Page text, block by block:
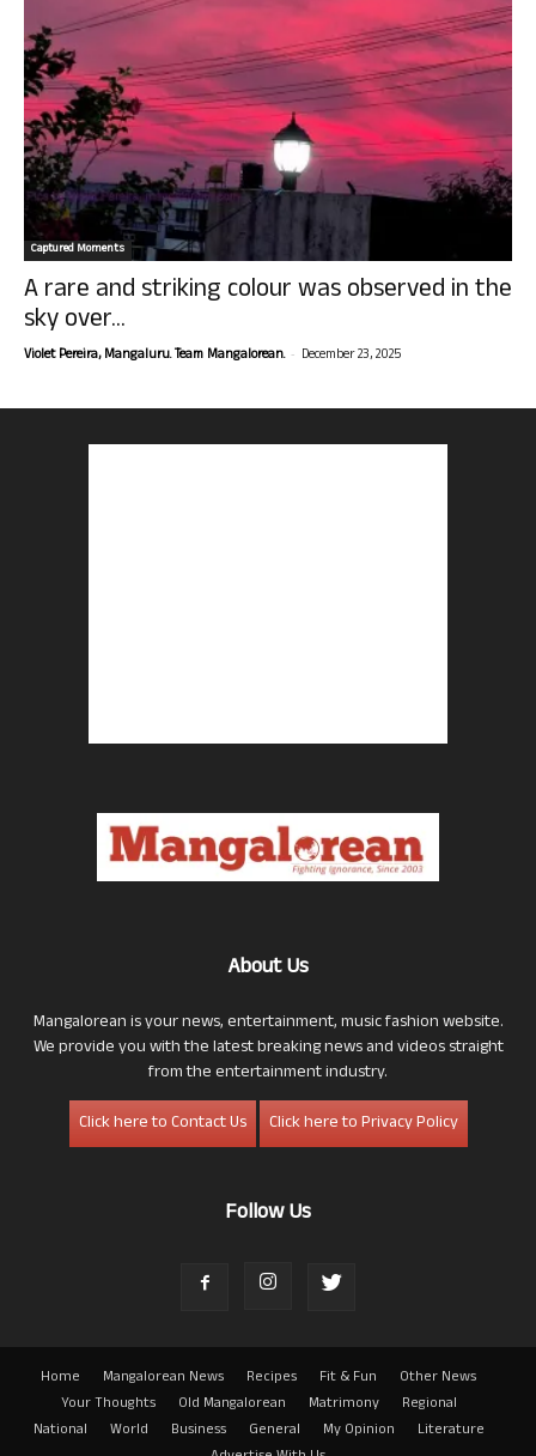
Captured Moments
A rare and striking colour was observed in the
sky over...
Violet Pereira, Mangaluru. Team Mangalorean. - December 23, 2025
About Us
Mangalorean is your news, entertainment, music fashion website.
We provide you with the latest breaking news and videos straight
from the entertainment industry.
Click here to Contact Us
Click here to Privacy Policy
Follow Us
Home Mangalorean News Recipes Fit & Fun
Other News
Your Thoughts
Old Mangalorean Matrimony
Regional
National
World Business General My Opinion
Literature